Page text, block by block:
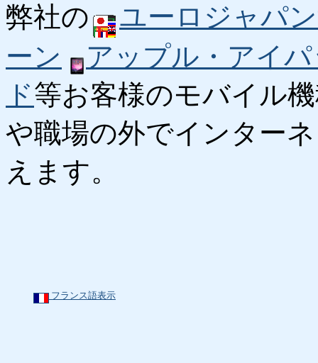
弊社の
ユーロジャパ
ーン
アップル・アイ
ド等お客様のモバイル
や職場の外でインター
えます。
フランス語表示